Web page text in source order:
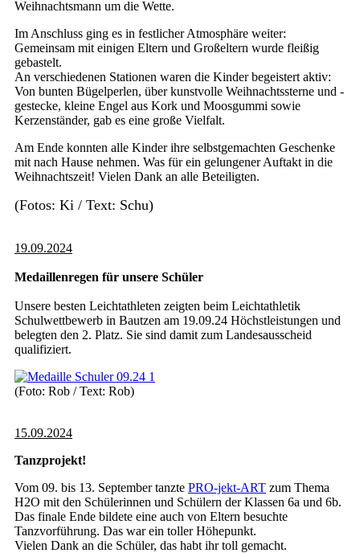
Weihnachtsmann um die Wette.
Im Anschluss ging es in festlicher Atmosphäre weiter:
Gemeinsam mit einigen Eltern und Großeltern wurde fleißig
gebastelt.
An verschiedenen Stationen waren die Kinder begeistert aktiv:
Von bunten Bügelperlen, über kunstvolle Weihnachtssterne und -
gestecke, kleine Engel aus Kork und Moosgummi sowie
Kerzenständer, gab es eine große Vielfalt.
Am Ende konnten alle Kinder ihre selbstgemachten Geschenke
mit nach Hause nehmen. Was für ein gelungener Auftakt in die
Weihnachtszeit! Vielen Dank an alle Beteiligten.
(Fotos: Ki / Text: Schu)
19.09.2024
Medaillenregen für unsere Schüler
Unsere besten Leichtathleten zeigten beim Leichtathletik
Schulwettbewerb in Bautzen am 19.09.24 Höchstleistungen und
belegten den 2. Platz. Sie sind damit zum Landesausscheid
qualifiziert.
(Foto: Rob / Text: Rob)
15.09.2024
Tanzprojekt!
Vom 09. bis 13. September tanzte PRO-jekt-ART zum Thema
H2O mit den Schülerinnen und Schülern der Klassen 6a und 6b.
Das finale Ende bildete eine auch von Eltern besuchte
Tanzvorführung. Das war ein toller Höhepunkt.
Vielen Dank an die Schüler, das habt ihr toll gemacht.